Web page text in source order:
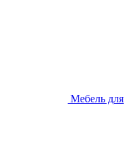
Мебель для